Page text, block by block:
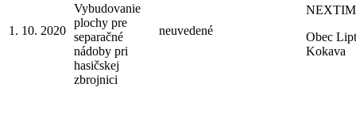
1. 10. 2020
Vybudovanie
plochy pre
separačné
nádoby pri
hasičskej
zbrojnici
neuvedené
NEXTIM
Obec
Kokava